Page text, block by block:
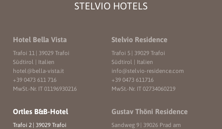
STELVIO HOTELS
Hotel Bella Vista
Trafoi 11
39029 Trafoi
Südtirol | Italien
hotel@bella-vista.it
+39 0473 611 716
MwSt.-Nr. IT 01196930216
Stelvio Residence
Trafoi 5
39029 Trafoi
Südtirol | Italien
info@stelvio-residence.com
+39 0473 611716
MwSt.-Nr. IT 02734060219
Ortles B&B-Hotel
Trafoi 2 39029 Trafoi
Gustav Thöni Residence
Sandweg 9
39026 Prad am